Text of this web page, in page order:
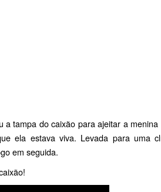
tampa do caixão para ajeitar a
ela estava viva. Levada para uma
em seguida.